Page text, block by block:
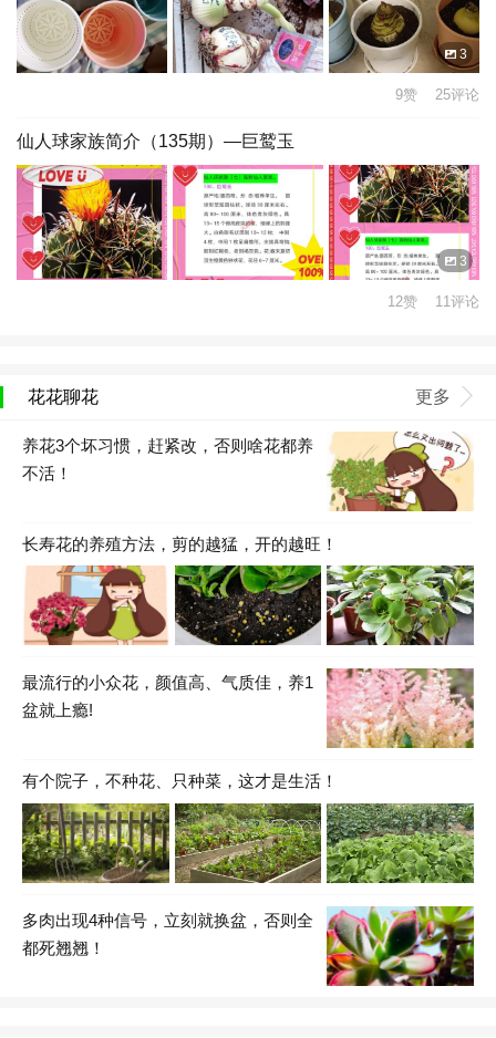
3
9赞 25评论
仙人球家族简介（135期）—巨鹫玉
3
12赞 11评论
花花聊花 更多
养花3个坏习惯，赶紧改，否则啥花都养
不活！
长寿花的养殖方法，剪的越猛，开的越旺！
最流行的小众花，颜值高、气质佳，养1
盆就上瘾!
有个院子，不种花、只种菜，这才是生活！
多肉出现4种信号，立刻就换盆，否则全
都死翘翘！